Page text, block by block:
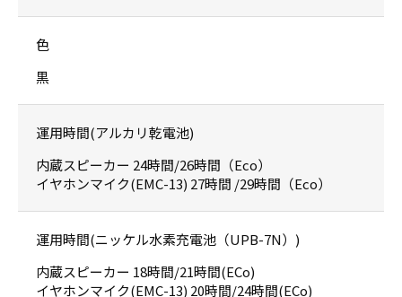
色
黒
運用時間(アルカリ乾電池)
内蔵スピーカー 24時間/26時間（Eco）
イヤホンマイク(EMC-13) 27時間 /29時間（Eco）
運用時間(ニッケル水素充電池（UPB-7N）)
内蔵スピーカー 18時間/21時間(ECo)
イヤホンマイク(EMC-13) 20時間/24時間(ECo)